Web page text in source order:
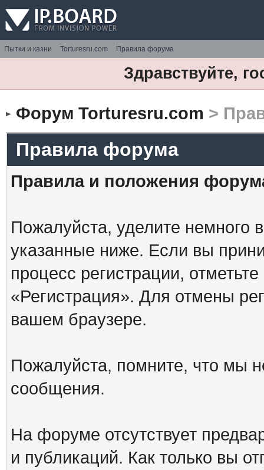
Пытки и казни Torturesru.com Правила форума
Здравствуйте,
Форум Torturesru.com >
Правила форума
Правила и положения
Пожалуйста, уделите немного
указанные ниже. Если вы
процесс регистрации,
«Регистрация». Для отмены
вашем браузере.
Пожалуйста, помните, что мы
сообщения.
На форуме отсутствует
и публикаций. Как только вы